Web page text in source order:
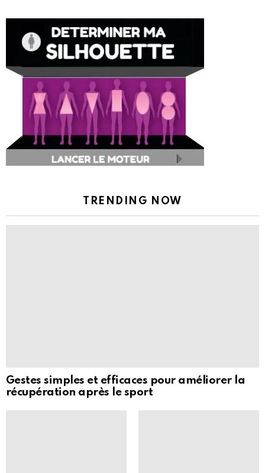
TRENDING NOW
Gestes simples et efficaces pour améliorer la
récupération après le sport